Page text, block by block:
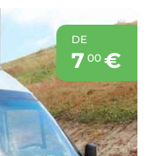
DE
7 00€